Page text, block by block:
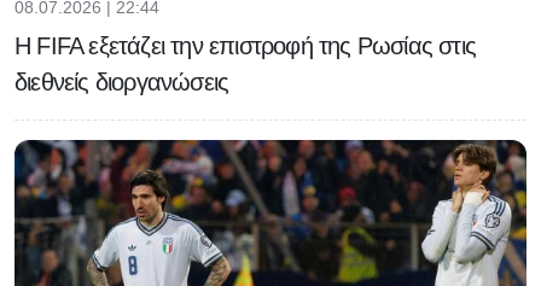
08.07.2026 | 22:44
Η FIFA εξετάζει την επιστροφή της Ρωσίας στις
διεθνείς διοργανώσεις